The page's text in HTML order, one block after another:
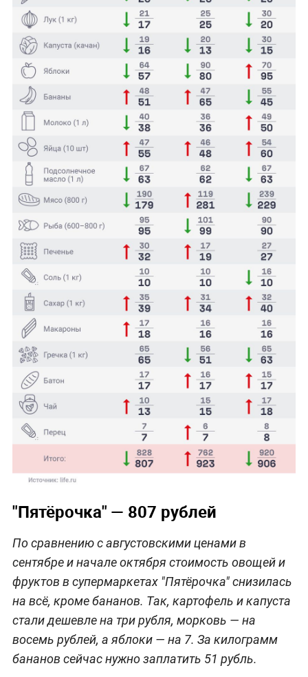
"Пятёрочка" — 807 рублей
По сравнению с августовскими ценами в
сентябре и начале октября стоимость овощей и
фруктов в супермаркетах "Пятёрочка" снизилась
на всё, кроме бананов. Так, картофель и капуста
стали дешевле на три рубля, морковь — на
восемь рублей, а яблоки — на 7. За килограмм
бананов сейчас нужно заплатить 51 рубль.